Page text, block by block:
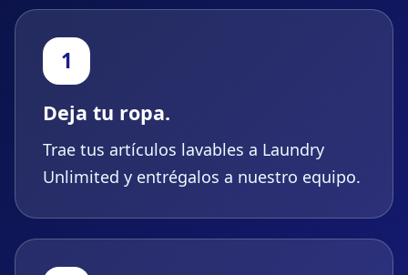
1
Deja tu ropa.
Trae tus artículos lavables a Laundry
Unlimited y entrégalos a nuestro equipo.